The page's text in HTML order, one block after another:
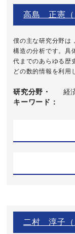
高島 正憲（
僕の主な研究分野は
構造の分析です。具
代までのあらゆる歴
どの数的情報を利用
研究分野・
キーワード
経
二村 淳子（